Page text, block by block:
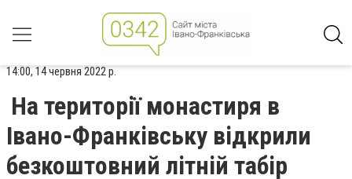
14:00, 14 червня 2022 р.
На території монастиря в
Івано-Франківську відкрили
безкоштовний літній табір